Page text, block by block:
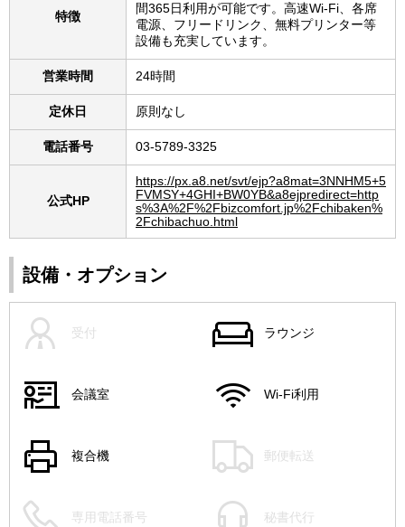
特徴
間365日利用が可能です。高速Wi-Fi、各席
電源、フリードリンク、無料プリンター等
設備も充実しています。
営業時間 24時間
定休日 原則なし
電話番号 03-5789-3325
公式HP
https://px.a8.net/svt/ejp?a8mat=3NNHM5+5
FVMSY+4GHI+BW0YB&a8ejpredirect=http
s%3A%2F%2Fbizcomfort.jp%2Fchibaken%
2Fchibachuo.html
設備・オプション
受付 ラウンジ
会議室 Wi-Fi利用
複合機 郵便転送
専用電話番号 秘書代行